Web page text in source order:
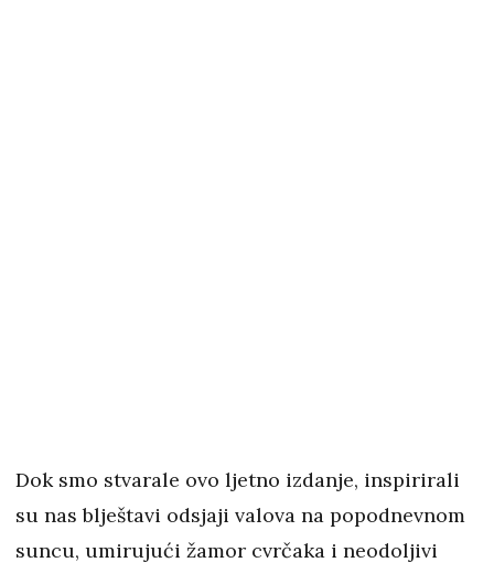
Dok smo stvarale ovo ljetno izdanje, inspirirali
su nas blještavi odsjaji valova na popodnevnom
suncu, umirujući žamor cvrčaka i neodoljivi